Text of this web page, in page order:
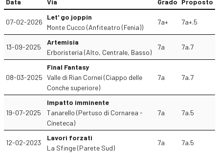
Data Via Grado Proposto
07-02-2026
Let' go joppin
Monte Cucco (Anfiteatro (Fenia))
7a+ 7a+.5
13-09-2025
Artemisia
Erboristeria (Alto, Centrale, Basso)
7a 7a.7
08-03-2025
Final Fantasy
Valle di Rian Cornei (Ciappo delle
Conche superiore)
7a 7a.7
19-07-2025
Impatto imminente
Tanarello (Pertuso di Cornarea -
Cineteca)
7a 7a.5
12-02-2023
Lavori forzati
La Sfinge (Parete Sud)
7a 7a.5